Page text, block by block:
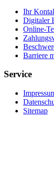
Ihr
Digitaler
Online-
Barriere
Service
Sitemap